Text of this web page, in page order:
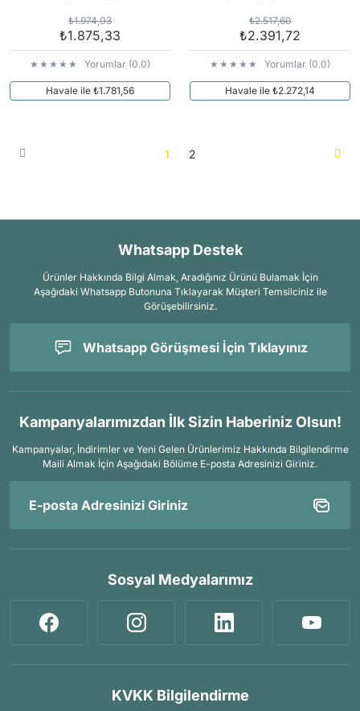
₺1.974,03
₺1.875,33
Yorumlar (0.0)
Havale ile ₺1.781,56
₺2.517,60
₺2.391,72
Yorumlar (0.0)
Havale ile ₺2.272,14
1 2
Whatsapp Destek
Ürünler Hakkında Bilgi Almak, Aradığınız Ürünü Bulamak İçin
Aşağıdaki Whatsapp Butonuna Tıklayarak Müşteri Temsilciniz ile
Görüşebilirsiniz.
Whatsapp Görüşmesi İçin Tıklayınız
Kampanyalarımızdan İlk Sizin Haberiniz Olsun!
Kampanyalar, İndirimler ve Yeni Gelen Ürünlerimiz Hakkında Bilgilendirme
Maili Almak İçin Aşağıdaki Bölüme E-posta Adresinizi Giriniz.
Sosyal Medyalarımız
KVKK Bilgilendirme